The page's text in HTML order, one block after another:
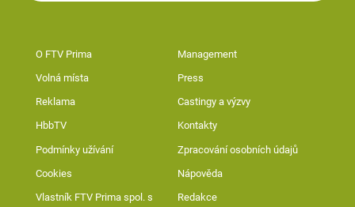
O FTV Prima Management
Volná místa Press
Reklama Castingy a výzvy
HbbTV Kontakty
Podmínky užívání Zpracování osobních údajů
Cookies Nápověda
Vlastník FTV Prima spol. s
Redakce